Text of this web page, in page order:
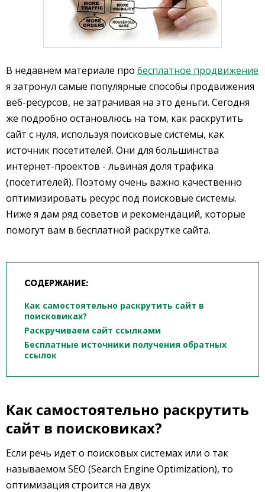
В недавнем материале про бесплатное продвижение
я затронул самые популярные способы продвижения
веб-ресурсов, не затрачивая на это деньги. Сегодня
же подробно остановлюсь на том, как раскрутить
сайт с нуля, используя поисковые системы, как
источник посетителей. Они для большинства
интернет-проектов - львиная доля трафика
(посетителей). Поэтому очень важно качественно
оптимизировать ресурс под поисковые системы.
Ниже я дам ряд советов и рекомендаций, которые
помогут вам в бесплатной раскрутке сайта.
СОДЕРЖАНИЕ:
Как самостоятельно раскрутить сайт в
поисковиках?
Раскручиваем сайт ссылками
Бесплатные источники получения обратных
ссылок
Как самостоятельно раскрутить
сайт в поисковиках?
Если речь идет о поисковых системах или о так
называемом SEO (Search Engine Optimization), то
оптимизация строится на двух